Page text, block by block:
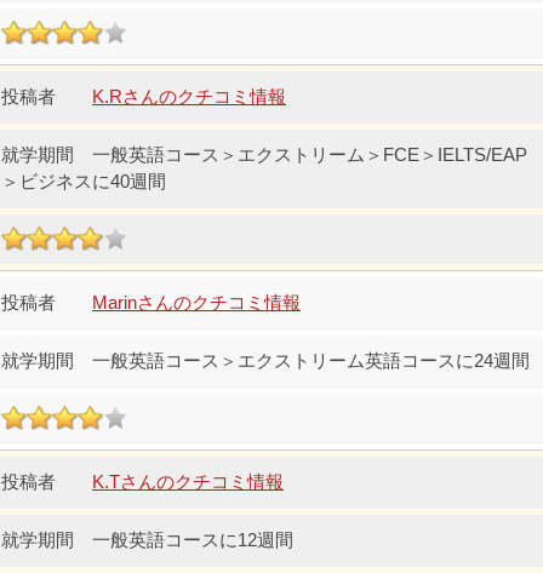
K.Rさんのクチコミ情報
一般英語コース＞エクストリーム＞FCE＞IELTS/EAP
＞ビジネスに40週間
Marinさんのクチコミ情報
一般英語コース＞エクストリーム英語コースに24週間
K.Tさんのクチコミ情報
一般英語コースに12週間